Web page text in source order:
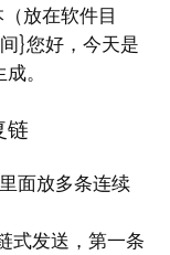
放在软件目
}您好，今天是
。
链
面放多条连续
式发送，第一条